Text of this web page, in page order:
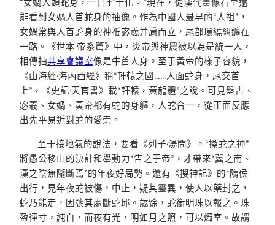
能看到女媧人首蛇身的抽像。作為中國人最早的“人祖”，
女媧常與人首蛇身的神祇宓羲并肩而立，尾部環繞糾纏在
一路。《世本·帝系篇》中，炎帝與神農被以為是統一人，
相傳抽共享會議室像是牛首人身。至于黃帝的樣子容貌，
《山海經·海內西經》稱“軒轅之國……人面蛇身，尾交首
上”，《史記·天官書》載“軒轅，黃龍體”之說。可見盤古、
宓羲、女媧、黃帝都有蛇的身軀，人蛇合一，從正面反應
出先平易近對蛇的愛崇。
至于接地氣的說法，要看《列子·湯問》。“操蛇之神”
將愚公移山的決計和舉動力“告之于帝”，才帶來“冀之南、
漢之陰無隴斷焉”的年夜好局勢。還有《搜神記》的“隋侯
出行，見年夜蛇被傷，中止，疑其靈異，使人以藥封之，
蛇乃能走，因號其處斷蛇邱。歲馀，蛇銜明珠以報之。珠
盈徑寸，純白，而夜有光，明如月之照，可以燭室。故謂